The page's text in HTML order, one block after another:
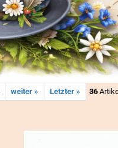
weiter » Letzter » 36